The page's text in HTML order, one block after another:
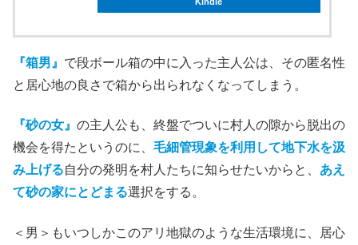
『箱男』 で段ボール箱の中に入った主人公は、その匿名性
と居心地の良さで箱から出られなくなってしまう。
『砂の女』 の主人公も、終盤でついに村人の隙から脱出の
機会を得たというのに、 毛細管現象を利用して地下水を汲
み上げる自分の発明を村人たちに知らせたいからと、 あえ
て砂の家にとどまる選択をする。
＜男＞もいつしかこのアリ地獄のような生活環境に、居心